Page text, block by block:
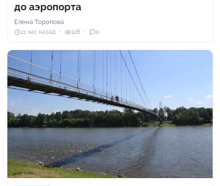
до аэропорта
Елена Торопова
21 час назад 128 0